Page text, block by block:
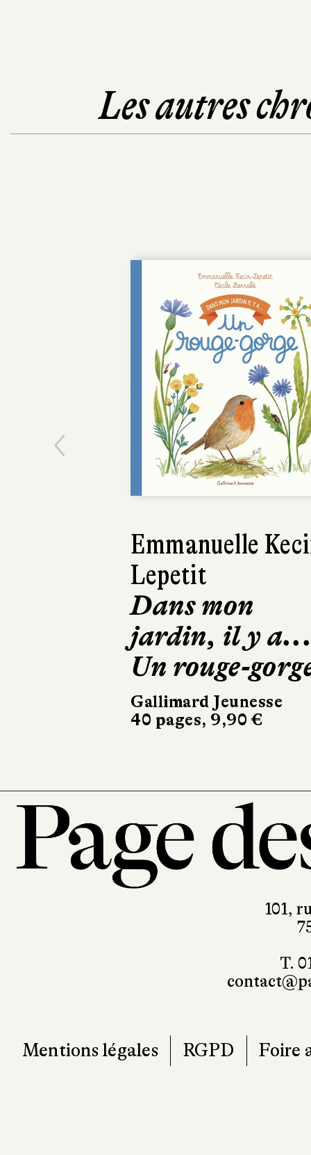
Les autres
Emmanuelle
Lepetit
Dans mon
jardin, il y
Un rouge-
Gallimard Jeunesse
40 pages, 9,90 €
Florence
La
et le
des
Didier
36 pages,
Previous
101,
T.
Mentions légales RGPD Foire